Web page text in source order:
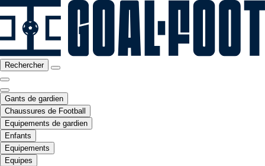
Rechercher
Gants de gardien
Chaussures de Football
Equipements de gardien
Enfants
Equipements
Equipes